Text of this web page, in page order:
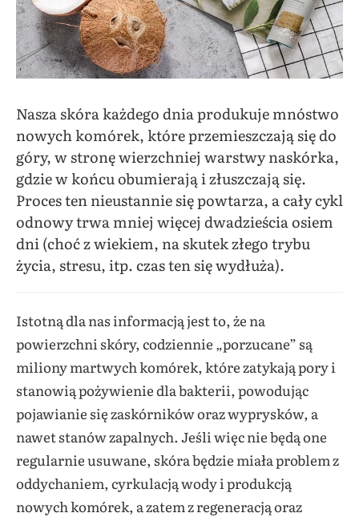
Nasza skóra każdego dnia produkuje mnóstwo
nowych komórek, które przemieszczają się do
góry, w stronę wierzchniej warstwy naskórka,
gdzie w końcu obumierają i złuszczają się.
Proces ten nieustannie się powtarza, a cały cykl
odnowy trwa mniej więcej dwadzieścia osiem
dni (choć z wiekiem, na skutek złego trybu
życia, stresu, itp. czas ten się wydłuża).
Istotną dla nas informacją jest to, że na
powierzchni skóry, codziennie „porzucane” są
miliony martwych komórek, które zatykają pory i
stanowią pożywienie dla bakterii, powodując
pojawianie się zaskórników oraz wyprysków, a
nawet stanów zapalnych. Jeśli więc nie będą one
regularnie usuwane, skóra będzie miała problem z
oddychaniem, cyrkulacją wody i produkcją
nowych komórek, a zatem z regeneracją oraz